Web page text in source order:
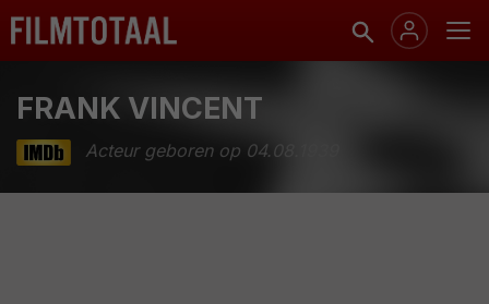
FRANK VINCENT
Acteur geboren op 04.08.1939